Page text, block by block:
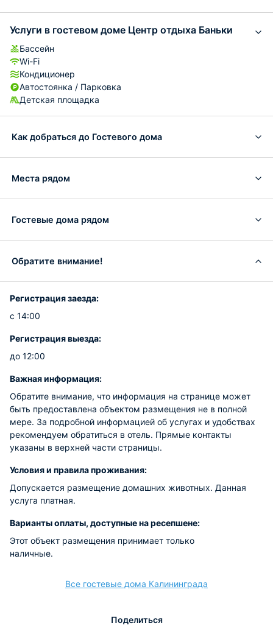
Услуги в гостевом доме Центр отдыха Баньки
Бассейн
Wi-Fi
Кондиционер
Автостоянка / Парковка
Детская площадка
Как добраться до Гостевого дома
Места рядом
Гостевые дома рядом
Обратите внимание!
Регистрация заезда:
с 14:00
Регистрация выезда:
до 12:00
Важная информация:
Обратите внимание, что информация на странице может
быть предоставлена объектом размещения не в полной
мере. За подробной информацией об услугах и удобствах
рекомендуем обратиться в отель. Прямые контакты
указаны в верхней части страницы.
Условия и правила проживания:
Допускается размещение домашних животных. Данная
услуга платная.
Варианты оплаты, доступные на ресепшене:
Этот объект размещения принимает только
наличные.
Все гостевые дома Калининграда
Поделиться